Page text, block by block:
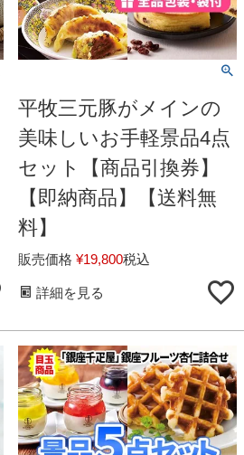
平牧三元豚がメインの
美味しいお手軽景品4点
セット【商品引換券】
【即納商品】【送料無
料】
販売価格 ¥19,800税込
詳細を見る